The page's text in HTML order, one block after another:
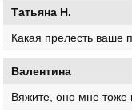
Татьяна Н.
Какая прелесть ваше
Валентина
Вяжите, оно мне тоже